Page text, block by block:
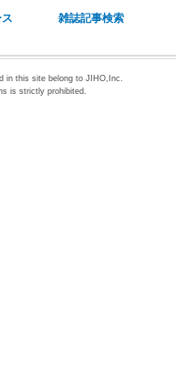
雑誌記事検索
in this site belong to JIHO,Inc.
is strictly prohibited.